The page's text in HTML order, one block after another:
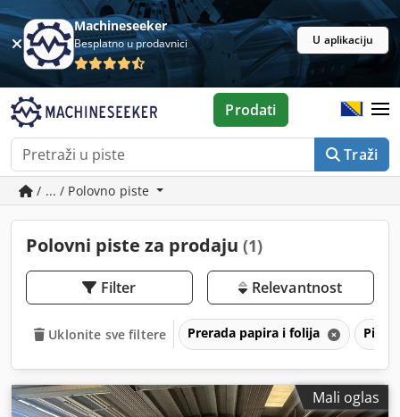
Machineseeker
Besplatno u prodavnici U aplikaciju
Traži
Prodati
/ ... / Polovno piste
Polovni piste za prodaju (1)
Filter Relevantnost
Uklonite sve filtere Prerada papira i folija Piste
Mali oglas